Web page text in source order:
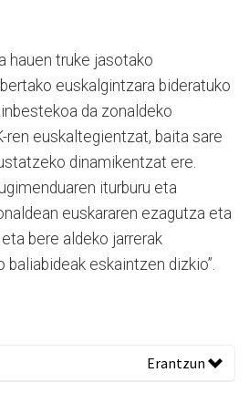
hauen truke jasotako
euskalgintzara bideratuko
da zonaldeko
ren euskaltegientzat, baita sare
dinamikentzat ere.
iturburu eta
euskararen ezagutza eta
bere aldeko jarrerak
baliabideak eskaintzen dizkio”.
Erantzun